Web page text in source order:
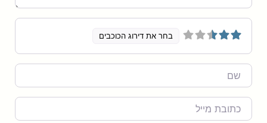
בחר את דירוג הכוכבים
Name
מייל